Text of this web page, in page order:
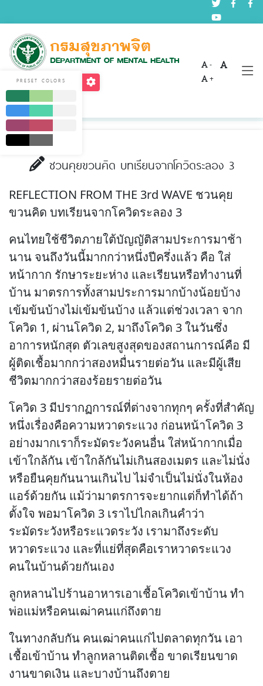
-
+
บทความด้านสุขภาพจิต
Home บริการ
ชวนคุยขวนคิด บทเรียนจากโควิดระลอง 3
REFLECTION FROM THE 3rd WAVE ชวนคุย
ขวนคิด บทเรียนจากโควิดระลอง 3
คนไทยใช้ชีวิตภายใต้บัญญัติสามประการมาช้า
นาน จนถึงวันนี้มากกว่าหนึ่งปีครึ่งแล้ว คือ ใส่
หน้ากาก รักษาระยะห่าง และเรียนหรือทำงานที่
บ้าน มาตรการทั้งสามประการมากบ้างน้อยบ้าง
เข้มข้นบ้างไม่เข้มข้นบ้าง แล้วแต่ช่วงเวลา จาก
โควิด 1, ผ่านโควิด 2, มาถึงโควิด 3 ในวันซึ่ง
อาการหนักสุด ตัวเลขสูงสุดของสถานการณ์คือ มี
ผู้ติดเชื้อมากกว่าสองหมื่นรายต่อวัน และมีผู้เสีย
ชีวิตมากกว่าสองร้อยรายต่อวัน
โควิด 3 มีปรากฏการณ์ที่ต่างจากทุกๆ ครั้งที่สำคัญ
หนึ่งเรื่องคือความหวาดระแวง ก่อนหน้าโควิด 3
อย่างมากเราก็ระมัดระวังคนอื่น ใส่หน้ากากเมื่อ
เข้าใกล้กัน เข้าใกล้กันไม่เกินสองเมตร และไม่นั่ง
หรือยืนคุยกันนานเกินไป ไม่จำเป็นไม่นั่งในห้อง
แอร์ด้วยกัน แม้ว่ามาตรการจะยากแต่ก็ทำได้ถ้า
ตั้งใจ พอมาโควิด 3 เราไปไกลเกินคำว่า
ระมัดระวังหรือระแวดระวัง เรามาถึงระดับ
หวาดระแวง และที่แย่ที่สุดคือเราหวาดระแวง
คนในบ้านด้วยกันเอง
ลูกหลานไปร้านอาหารเอาเชื้อโควิดเข้าบ้าน ทำ
พ่อแม่หรือคนเฒ่าคนแก่ถึงตาย
ในทางกลับกัน คนเฒ่าคนแก่ไปตลาดทุกวัน เอา
เชื้อเข้าบ้าน ทำลูกหลานติดเชื้อ ขาดเรียนขาด
งานขาดเงิน และบางบ้านถึงตาย
PRESET COLORS